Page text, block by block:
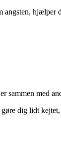
angsten,
sammen med
dig lidt